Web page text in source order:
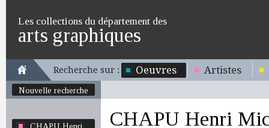
Les collections du département des
arts graphiques
Recherche sur : Oeuvres Artistes
Nouvelle recherche
CHAPU Henri